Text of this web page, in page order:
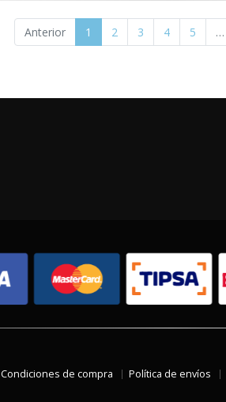
Anterior 1 2 3 4 5 …
Condiciones de compra Política de envíos